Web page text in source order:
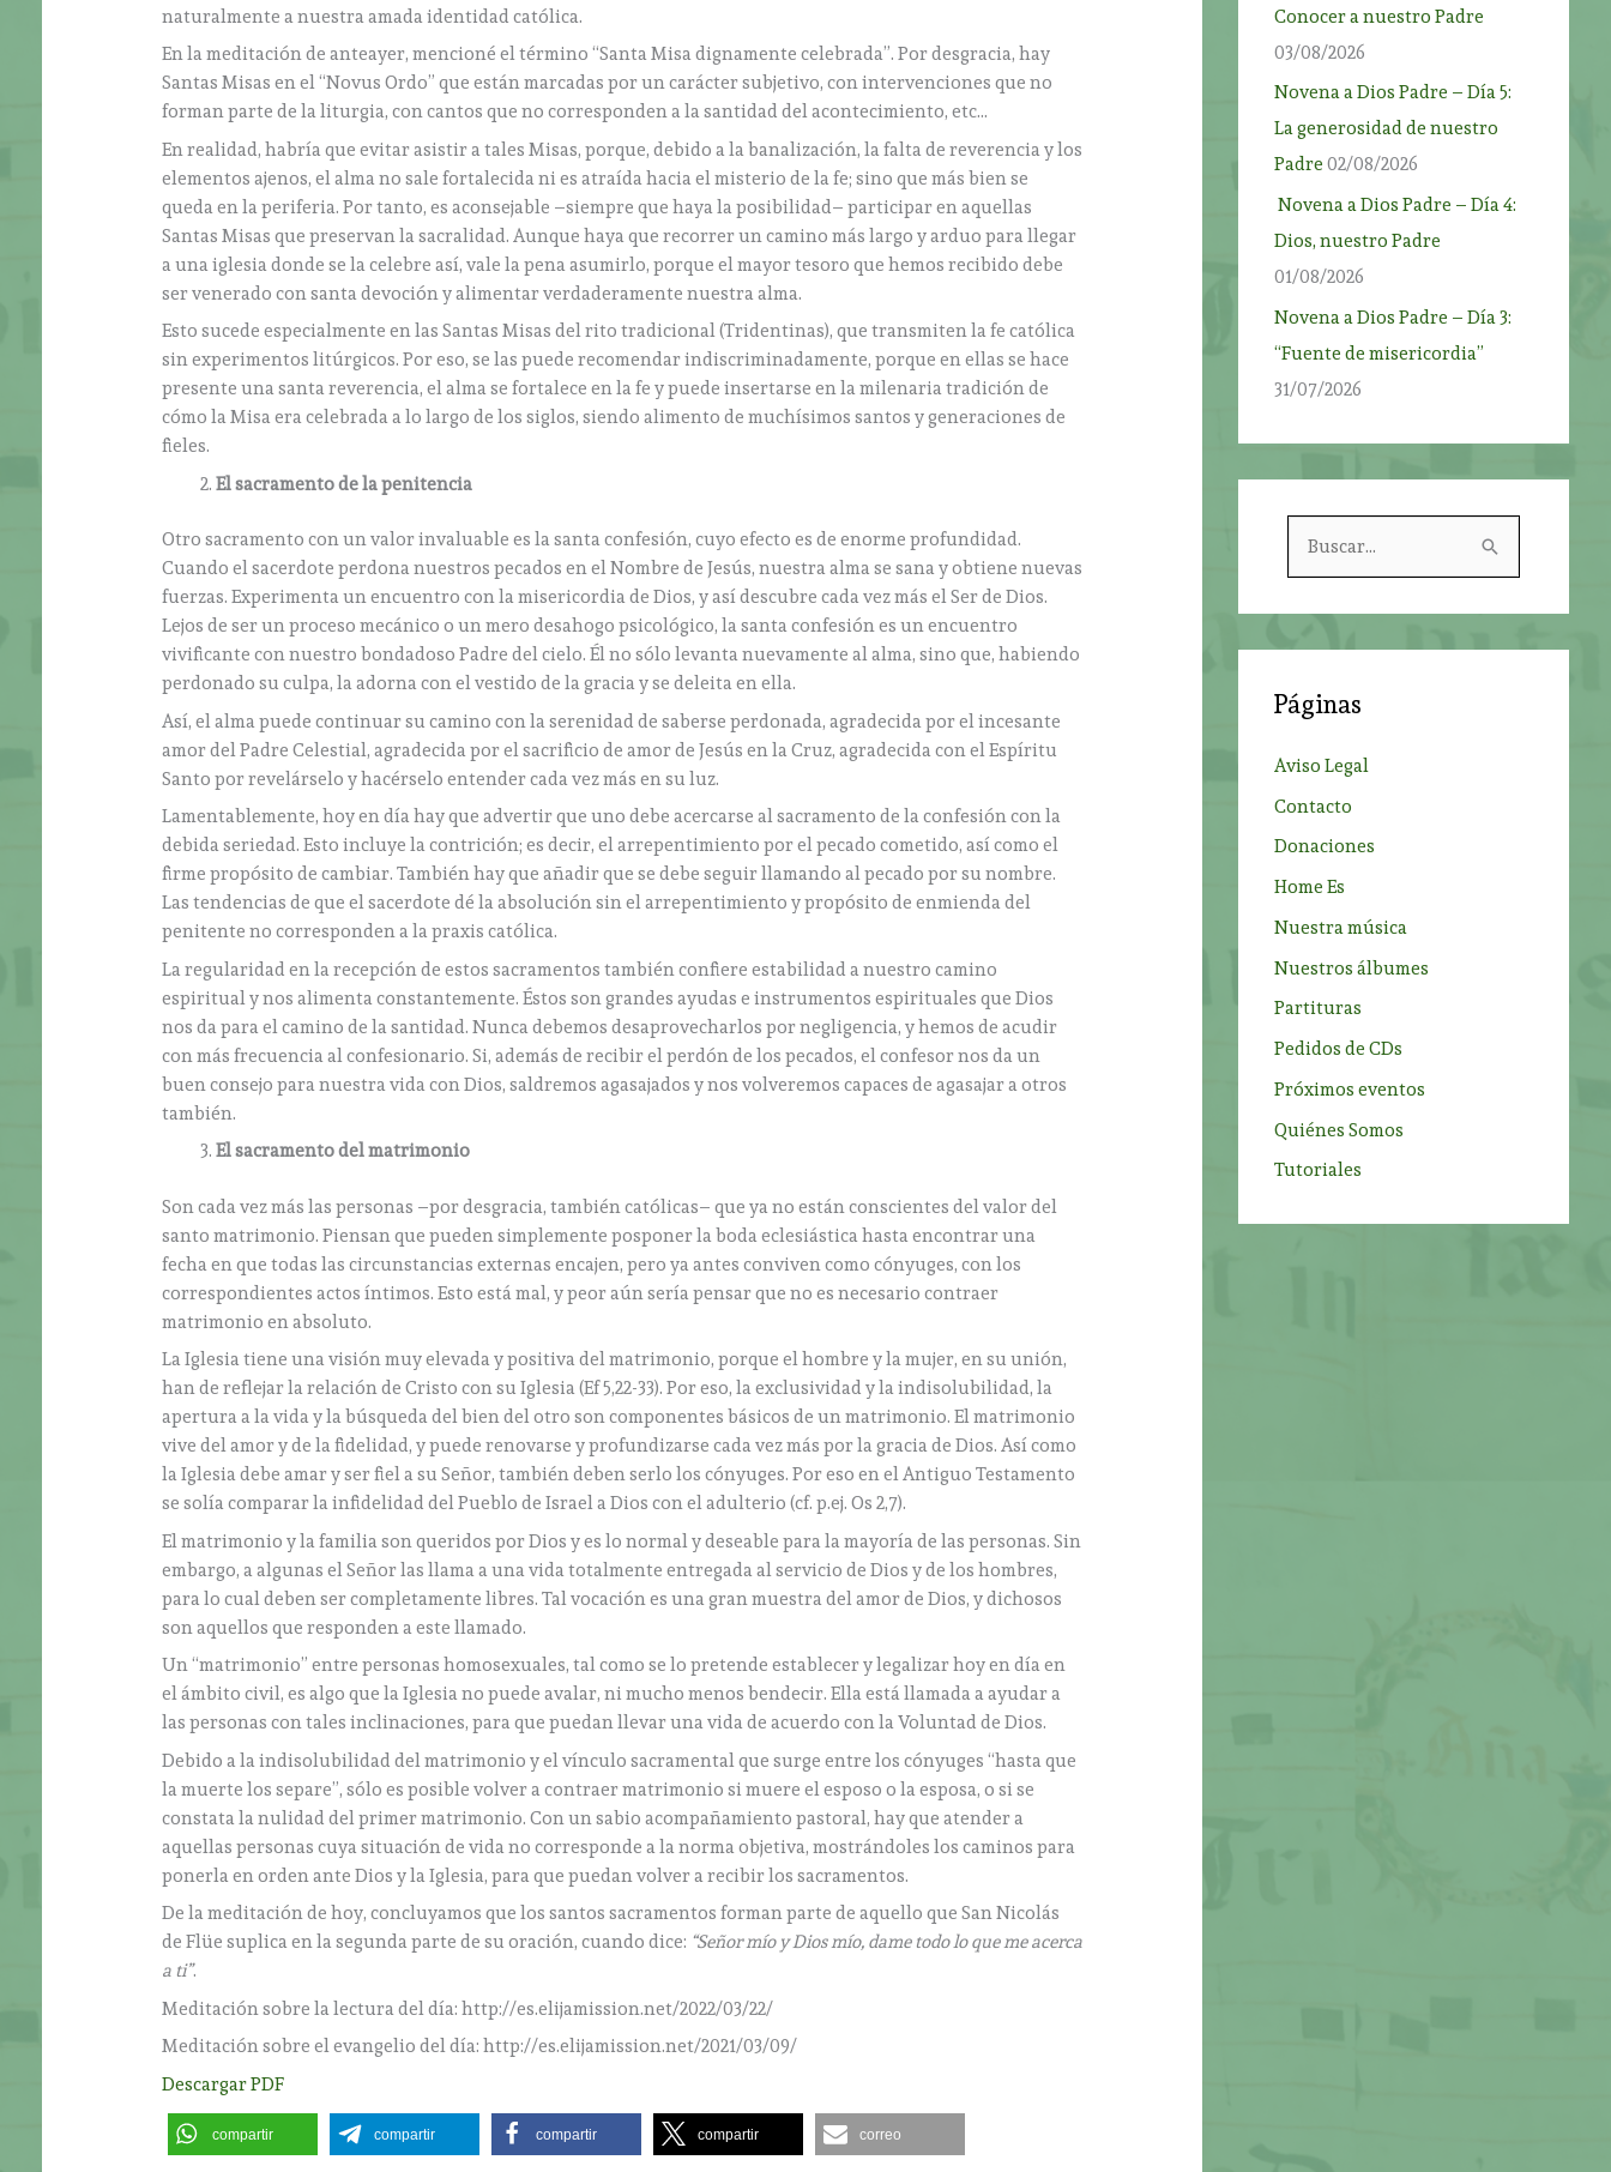
naturalmente a nuestra amada identidad católica.
En la meditación de anteayer, mencioné el término “Santa Misa dignamente celebrada”. Por desgracia, hay
Santas Misas en el “Novus Ordo” que están marcadas por un carácter subjetivo, con intervenciones que no
forman parte de la liturgia, con cantos que no corresponden a la santidad del acontecimiento, etc…
En realidad, habría que evitar asistir a tales Misas, porque, debido a la banalización, la falta de reverencia y los
elementos ajenos, el alma no sale fortalecida ni es atraída hacia el misterio de la fe; sino que más bien se
queda en la periferia. Por tanto, es aconsejable –siempre que haya la posibilidad– participar en aquellas
Santas Misas que preservan la sacralidad. Aunque haya que recorrer un camino más largo y arduo para llegar
a una iglesia donde se la celebre así, vale la pena asumirlo, porque el mayor tesoro que hemos recibido debe
ser venerado con santa devoción y alimentar verdaderamente nuestra alma.
Esto sucede especialmente en las Santas Misas del rito tradicional (Tridentinas), que transmiten la fe católica
sin experimentos litúrgicos. Por eso, se las puede recomendar indiscriminadamente, porque en ellas se hace
presente una santa reverencia, el alma se fortalece en la fe y puede insertarse en la milenaria tradición de
cómo la Misa era celebrada a lo largo de los siglos, siendo alimento de muchísimos santos y generaciones de
fieles.
El sacramento de la penitencia
Otro sacramento con un valor invaluable es la santa confesión, cuyo efecto es de enorme profundidad.
Cuando el sacerdote perdona nuestros pecados en el Nombre de Jesús, nuestra alma se sana y obtiene nuevas
fuerzas. Experimenta un encuentro con la misericordia de Dios, y así descubre cada vez más el Ser de Dios.
Lejos de ser un proceso mecánico o un mero desahogo psicológico, la santa confesión es un encuentro
vivificante con nuestro bondadoso Padre del cielo. Él no sólo levanta nuevamente al alma, sino que, habiendo
perdonado su culpa, la adorna con el vestido de la gracia y se deleita en ella.
Así, el alma puede continuar su camino con la serenidad de saberse perdonada, agradecida por el incesante
amor del Padre Celestial, agradecida por el sacrificio de amor de Jesús en la Cruz, agradecida con el Espíritu
Santo por revelárselo y hacérselo entender cada vez más en su luz.
Lamentablemente, hoy en día hay que advertir que uno debe acercarse al sacramento de la confesión con la
debida seriedad. Esto incluye la contrición; es decir, el arrepentimiento por el pecado cometido, así como el
firme propósito de cambiar. También hay que añadir que se debe seguir llamando al pecado por su nombre.
Las tendencias de que el sacerdote dé la absolución sin el arrepentimiento y propósito de enmienda del
penitente no corresponden a la praxis católica.
La regularidad en la recepción de estos sacramentos también confiere estabilidad a nuestro camino
espiritual y nos alimenta constantemente. Éstos son grandes ayudas e instrumentos espirituales que Dios
nos da para el camino de la santidad. Nunca debemos desaprovecharlos por negligencia, y hemos de acudir
con más frecuencia al confesionario. Si, además de recibir el perdón de los pecados, el confesor nos da un
buen consejo para nuestra vida con Dios, saldremos agasajados y nos volveremos capaces de agasajar a otros
también.
El sacramento del matrimonio
Son cada vez más las personas –por desgracia, también católicas– que ya no están conscientes del valor del
santo matrimonio. Piensan que pueden simplemente posponer la boda eclesiástica hasta encontrar una
fecha en que todas las circunstancias externas encajen, pero ya antes conviven como cónyuges, con los
correspondientes actos íntimos. Esto está mal, y peor aún sería pensar que no es necesario contraer
matrimonio en absoluto.
La Iglesia tiene una visión muy elevada y positiva del matrimonio, porque el hombre y la mujer, en su unión,
han de reflejar la relación de Cristo con su Iglesia (Ef 5,22-33). Por eso, la exclusividad y la indisolubilidad, la
apertura a la vida y la búsqueda del bien del otro son componentes básicos de un matrimonio. El matrimonio
vive del amor y de la fidelidad, y puede renovarse y profundizarse cada vez más por la gracia de Dios. Así como
la Iglesia debe amar y ser fiel a su Señor, también deben serlo los cónyuges. Por eso en el Antiguo Testamento
se solía comparar la infidelidad del Pueblo de Israel a Dios con el adulterio (cf. p.ej. Os 2,7).
El matrimonio y la familia son queridos por Dios y es lo normal y deseable para la mayoría de las personas. Sin
embargo, a algunas el Señor las llama a una vida totalmente entregada al servicio de Dios y de los hombres,
para lo cual deben ser completamente libres. Tal vocación es una gran muestra del amor de Dios, y dichosos
son aquellos que responden a este llamado.
Un “matrimonio” entre personas homosexuales, tal como se lo pretende establecer y legalizar hoy en día en
el ámbito civil, es algo que la Iglesia no puede avalar, ni mucho menos bendecir. Ella está llamada a ayudar a
las personas con tales inclinaciones, para que puedan llevar una vida de acuerdo con la Voluntad de Dios.
Debido a la indisolubilidad del matrimonio y el vínculo sacramental que surge entre los cónyuges “hasta que
la muerte los separe”, sólo es posible volver a contraer matrimonio si muere el esposo o la esposa, o si se
constata la nulidad del primer matrimonio. Con un sabio acompañamiento pastoral, hay que atender a
aquellas personas cuya situación de vida no corresponde a la norma objetiva, mostrándoles los caminos para
ponerla en orden ante Dios y la Iglesia, para que puedan volver a recibir los sacramentos.
De la meditación de hoy, concluyamos que los santos sacramentos forman parte de aquello que San Nicolás
de Flüe suplica en la segunda parte de su oración, cuando dice: “Señor mío y Dios mío, dame todo lo que me acerca
a ti”.
Meditación sobre la lectura del día: http://es.elijamission.net/2022/03/22/
Meditación sobre el evangelio del día: http://es.elijamission.net/2021/03/09/
Descargar PDF
compartir compartir compartir compartir correo
Conocer a nuestro Padre
03/08/2026
Novena a Dios Padre – Día 5:
La generosidad de nuestro
Padre 02/08/2026
Novena a Dios Padre – Día 4:
Dios, nuestro Padre
01/08/2026
Novena a Dios Padre – Día 3:
“Fuente de misericordia”
31/07/2026
r
:
Páginas
Aviso Legal
Contacto
Donaciones
Home Es
Nuestra música
Nuestros álbumes
Partituras
Pedidos de CDs
Próximos eventos
Quiénes Somos
Tutoriales